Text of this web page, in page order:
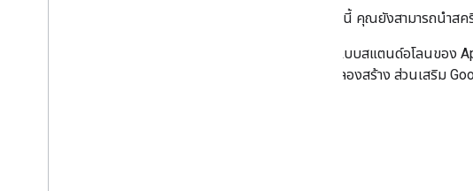
นอกจากนี้ คุณยังสามารถนำส
สคริปต์แบบสแตนด์อโลนของ
ใหญ่ ให้ลองสร้าง ส่วนเสริม